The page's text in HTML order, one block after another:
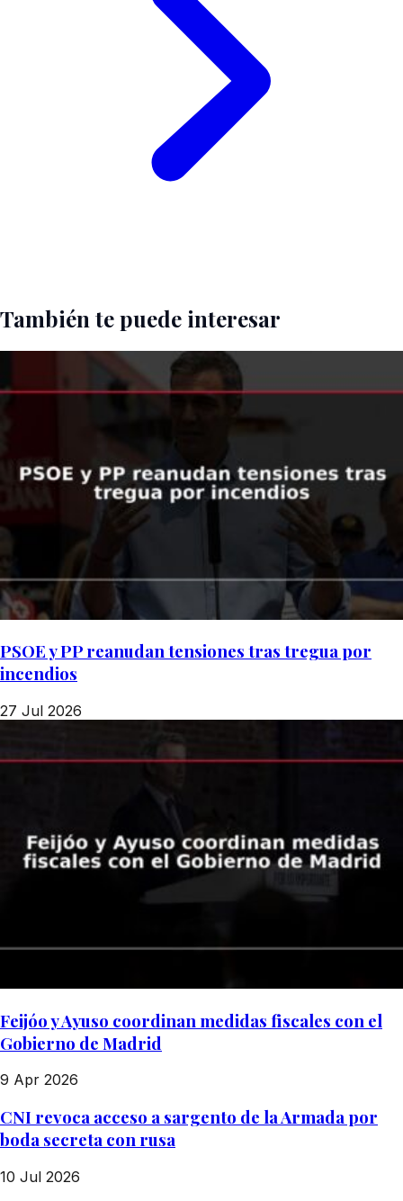
También te puede interesar
PSOE y PP reanudan tensiones tras tregua por
incendios
27 Jul 2026
Feijóo y Ayuso coordinan medidas fiscales con el
Gobierno de Madrid
9 Apr 2026
CNI revoca acceso a sargento de la Armada por
boda secreta con rusa
10 Jul 2026